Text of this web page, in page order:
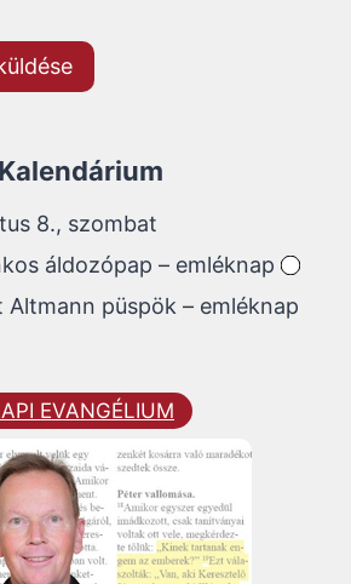
Kalendárium
8., szombat
áldozópap – emléknap
Altmann püspök – emléknap
EVANGÉLIUM